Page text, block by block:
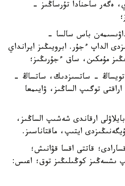
ەگەر ساحنادا تۇرساڭىز -
باس سالسا -
الداپ ءجۇر. ابرويىڭىز ايرانداي
مۇمكىن، ساق ءجۇرىڭىز؛
- ساتسىزدىك، ساتساڭ -
توگىپ الساڭىز، ۋايىمعا
ارقاندى شەشىپ الساڭىز،
ايتىپ، ماقتاناسىز.
قاتتى اقسا قۋانىش؛
ىشسەڭىز كوڭىلىڭىز توق؛ اعىس: